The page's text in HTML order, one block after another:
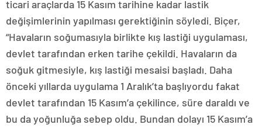
ticari araçlarda 15 Kasım tarihine kadar lastik
değişimlerinin yapılması gerektiğinin söyledi. Biçer,
“Havaların soğumasıyla birlikte kış lastiği uygulaması,
devlet tarafından erken tarihe çekildi. Havaların da
soğuk gitmesiyle, kış lastiği mesaisi başladı. Daha
önceki yıllarda uygulama 1 Aralık’ta başlıyordu fakat
devlet tarafından 15 Kasım’a çekilince, süre daraldı ve
bu da yoğunluğa sebep oldu. Bundan dolayı 15 Kasım’a